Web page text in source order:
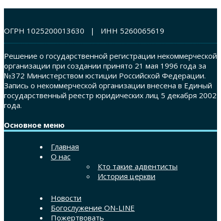
ОГРН 1025200013630 | ИНН 5260065619
Решение о государственной регистрации некоммерческой
организации при создании принято 21 мая 1996 года за
№372 Министерством юстиции Российской Федерации.
Запись о некоммерческой организации внесена в Единый
государственный реестр юридических лиц 5 декабря 2002
года.
Основное меню
Главная
О нас
Кто такие адвентисты
История церкви
Новости
Богослужение ON-LINE
Пожертвовать